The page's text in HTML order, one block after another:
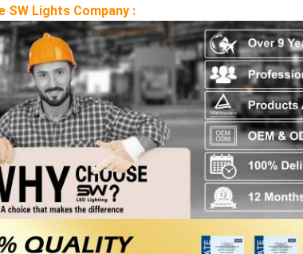
SW Lights Company :